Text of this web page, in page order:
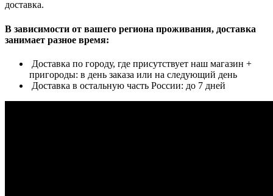
доставка.
В зависимости от вашего региона проживания, доставка
занимает разное время:
Доставка по городу, где присутствует наш магазин +
пригороды: в день заказа или на следующий день
Доставка в остальную часть России: до 7 дней